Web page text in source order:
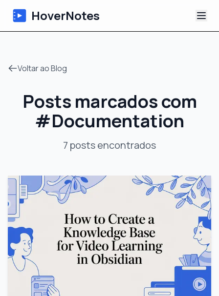
HoverNotes
Notas de Vídeo com IA
Tutoriais
Blog
Voltar ao Blog
Posts marcados com
#Documentation
7 postsencontrados